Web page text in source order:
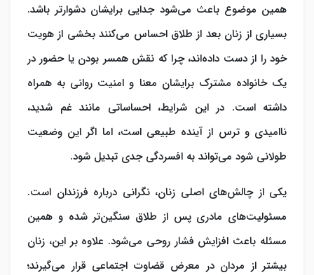
همین موضوع باعث می‌شود جدایی برایشان دشوارتر باشد.
بسیاری از زنان بعد از طلاق احساس می‌کنند بخشی از هویت
خود را از دست داده‌اند، چرا که نقش همسر بودن یا حضور در
یک خانواده مشترک برایشان معنا و امنیت روانی به همراه
داشته است. در این شرایط، احساساتی مانند غم شدید،
ناامیدی و ترس از آینده طبیعی است، اما اگر این وضعیت
طولانی شود می‌تواند به افسردگی جدی تبدیل شود.
یکی از چالش‌های اصلی زنان، نگرانی درباره فرزندان است.
مسئولیت‌های مادری پس از طلاق سنگین‌تر شده و همین
مسئله باعث افزایش فشار روحی می‌شود. علاوه بر این، زنان
بیشتر از مردان در معرض قضاوت اجتماعی قرار می‌گیرند؛